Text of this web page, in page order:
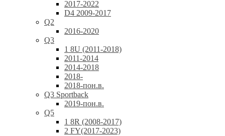
2017-2022
D4 2009-2017
Q2
2016-2020
Q3
1 8U (2011-2018)
2011-2014
2014-2018
2018-
2018-пон.в.
Q3 Sportback
2019-пон.в.
Q5
1 8R (2008-2017)
2 FY(2017-2023)